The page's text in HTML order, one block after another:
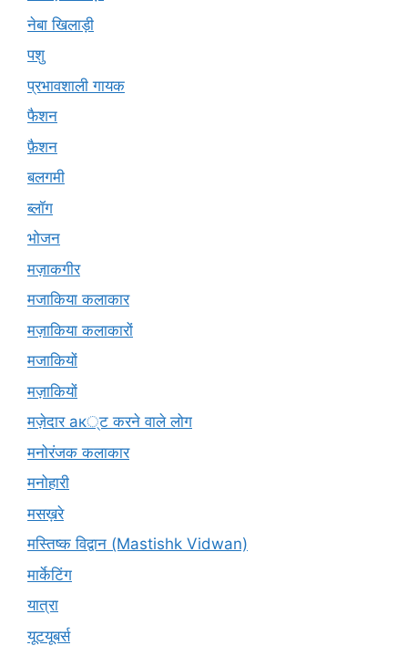
नेबा खिलाड़ी
पशु
प्रभावशाली गायक
फैशन
फ़ैशन
बलगमी
ब्लॉग
भोजन
मज़ाकगीर
मजाकिया कलाकार
मज़ाकिया कलाकारों
मजाकियों
मज़ाकियों
मज़ेदार ак्ट करने वाले लोग
मनोरंजक कलाकार
मनोहारी
मसख़रे
मस्तिष्क विद्वान (Mastishk Vidwan)
मार्केटिंग
यात्रा
यूटयूबर्स